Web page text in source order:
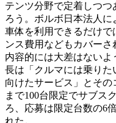
テンツ分野で定着しつ
ろう。ボルボ日本法人
車体を利用できるだけ
ンス費用などもカバー
内容的には大差はない
長は「クルマには乗りた
向けたサービス」とそ
まで100台限定でサブス
ろ、応募は限定台数の6